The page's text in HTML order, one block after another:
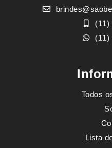
(11)
(11)
Todos
Lista